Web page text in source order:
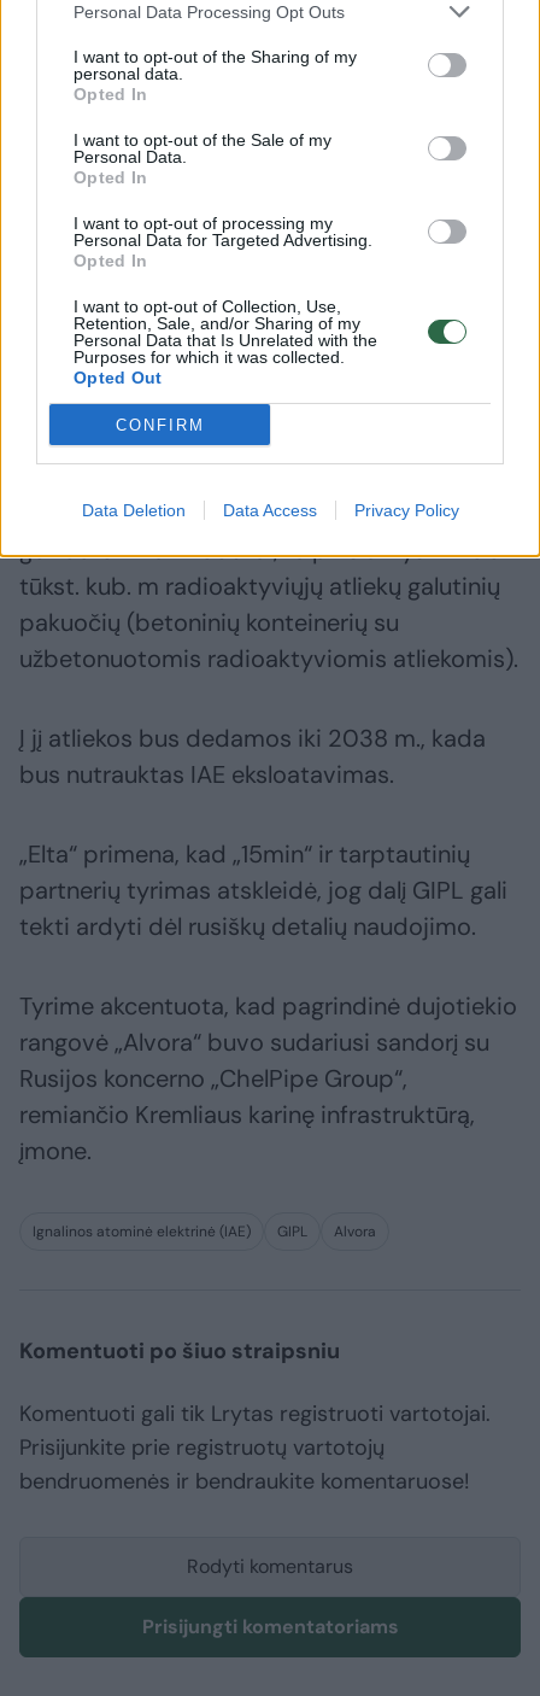
Personal Data Processing Opt Outs
I want to opt-out of the Sharing of my
personal data.
Opted In
I want to opt-out of the Sale of my
Personal Data.
Opted In
I want to opt-out of processing my
Personal Data for Targeted Advertising.
Opted In
I want to opt-out of Collection, Use,
Retention, Sale, and/or Sharing of my
Personal Data that Is Unrelated with the
Purposes for which it was collected.
Opted Out
CONFIRM
Data Deletion Data Access Privacy Policy
Naujas posūkis Ignalinos
atominės elektrinės
korupcijos byloje: apskųstas
teismo nuosprendis
radioaktyviųjų atliekų atliekyną sudarys trys
gelžbetoniniai moduliai, talpinsiantys iki 100
tūkst. kub. m radioaktyviųjų atliekų galutinių
pakuočių (betoninių konteinerių su
užbetonuotomis radioaktyviomis atliekomis).
Į jį atliekos bus dedamos iki 2038 m., kada
bus nutrauktas IAE eksloatavimas.
„Elta“ primena, kad „15min“ ir tarptautinių
partnerių tyrimas atskleidė, jog dalį GIPL gali
tekti ardyti dėl rusiškų detalių naudojimo.
Tyrime akcentuota, kad pagrindinė dujotiekio
rangovė „Alvora“ buvo sudariusi sandorį su
Rusijos koncerno „ChelPipe Group“,
remiančio Kremliaus karinę infrastruktūrą,
įmone.
Ignalinos atominė elektrinė (IAE) GIPL Alvora
Komentuoti po šiuo straipsniu
Komentuoti gali tik Lrytas registruoti vartotojai.
Prisijunkite prie registruotų vartotojų
bendruomenės ir bendraukite komentaruose!
Rodyti komentarus
Prisijungti komentatoriams